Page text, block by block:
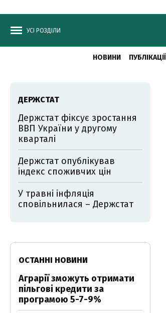
УСІ РОЗДІЛИ
НОВИНИ ПУБЛІКАЦІЇ
ДЕРЖСТАТ
Держстат фіксує зростання
ВВП України у другому
кварталі
Держстат опублікував
індекс споживчих цін
У травні інфляція
сповільнилася – Держстат
ОСТАННІ НОВИНИ
Аграрії зможуть отримати
пільгові кредити за
програмою 5-7-9%